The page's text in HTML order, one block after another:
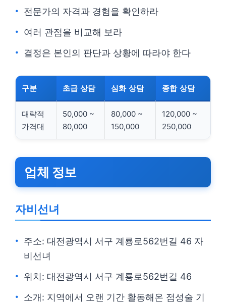
전문가의 자격과 경험을 확인하라
여러 관점을 비교해 보라
결정은 본인의 판단과 상황에 따라야 한다
구분 초급 상담 심화 상담 종합 상담
대략적
가격대
50,000 ~
80,000
80,000 ~
150,000
120,000 ~
250,000
업체 정보
자비선녀
주소: 대전광역시 서구 계룡로562번길 46 자
비선녀
위치: 대전광역시 서구 계룡로562번길 46
소개: 지역에서 오랜 기간 활동해온 점성술 기